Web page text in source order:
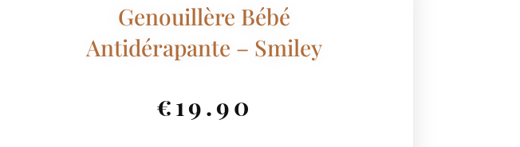
Genouillère Bébé
Antidérapante – Smiley
€19.90